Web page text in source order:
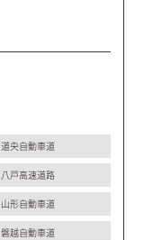
道央自動車道
八戸高速道路
山形自動車道
磐越自動車道